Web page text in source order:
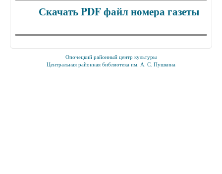
Скачать PDF файл номера газеты
Опочецкий районный центр культуры
Центральная районная библиотека им. А. С. Пушкина